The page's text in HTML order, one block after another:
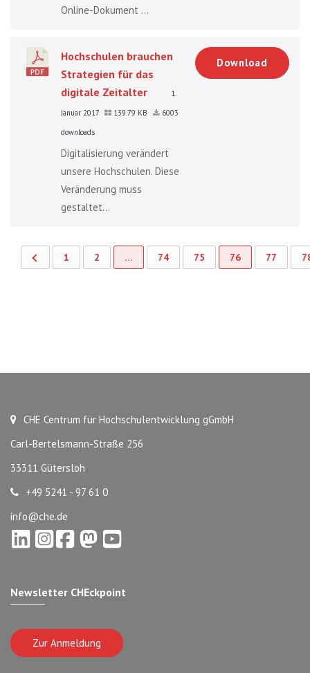
Online-Dokument ...
Hochschulen brauchen
Strategien für das
digitale Zeitalter
1.
Januar 2017
139.79 KB
6003
downloads
Digitalisierung verändert
unsere Hochschulen. Diese
Veränderung muss
gestaltet...
Download
1 2 … 74 75 76 77
CHE Centrum für Hochschulentwicklung gGmbH
Carl-Bertelsmann-Straße 256
33311 Gütersloh
+49 5241 - 97 61 0
info@che.de
Newsletter CHEckpoint
Zur Anmeldung